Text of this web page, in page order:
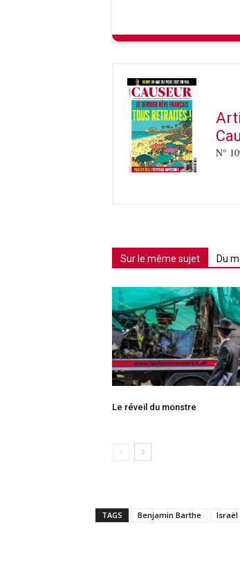
N°
Sur le même sujet Du
Le réveil du monstre
TAGS Benjamin Barthe Israël